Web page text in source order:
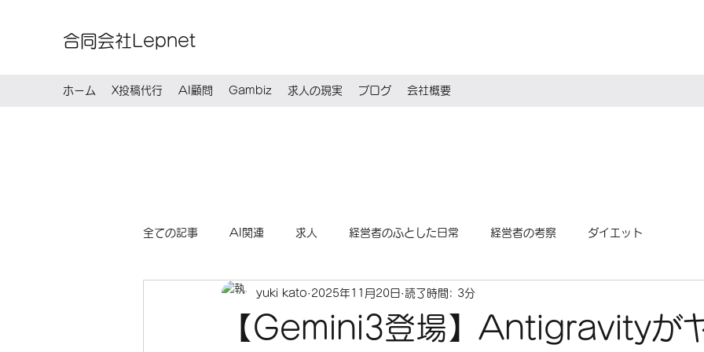
合同会社Lepnet
ホーム X投稿代行 AI顧問 Gambiz 求人の現実 ブログ 会社概要
全ての記事 AI関連 求人 経営者のふとした日常 経営者の考察 ダイエット
【Gemini3登場】Antigravityが
yuki kato 2025年11月20日 読了時間: 3分